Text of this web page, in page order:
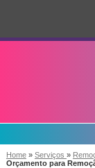
Home » Serviços »
Orçamento para